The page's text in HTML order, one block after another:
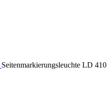
Seitenmarkierungsleuchte LD 410